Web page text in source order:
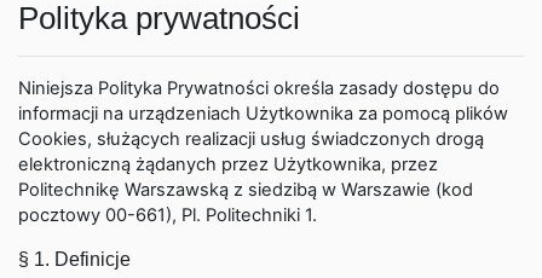
Polityka prywatności
Niniejsza Polityka Prywatności określa zasady dostępu do
informacji na urządzeniach Użytkownika za pomocą plików
Cookies, służących realizacji usług świadczonych drogą
elektroniczną żądanych przez Użytkownika, przez
Politechnikę Warszawską z siedzibą w Warszawie (kod
pocztowy 00-661), Pl. Politechniki 1.
§ 1. Definicje